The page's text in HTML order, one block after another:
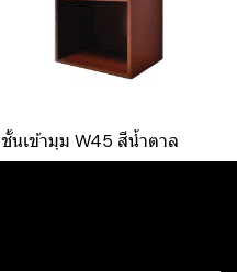
ชั้นเข้ามุม W45 สีน้ำตาล